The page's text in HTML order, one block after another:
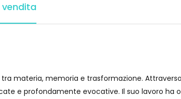
materia, memoria e trasformazione.
e profondamente evocative. Il suo lavoro ha